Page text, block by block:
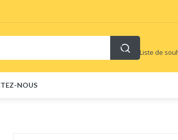
Liste de
NOUS